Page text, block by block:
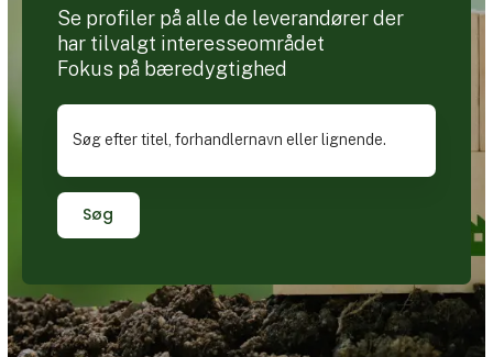
Se profiler på alle de leverandører der
har tilvalgt interesseområdet
Fokus på bæredygtighed
Søg efter titel, forhandlernavn eller lignende.
Søg